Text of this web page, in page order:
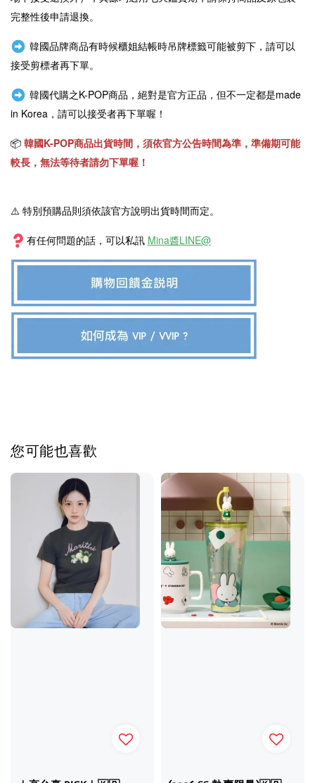
完整性後申請退換。
韓國品牌商品有時候櫃姐結帳時吊牌標籤可能被剪下，請可以
接受剪標者再下單。
韓國代購之K-POP商品 ，絕對是官方正品，但不一定都是made
in Korea ，請可以接受者再下單喔！
📦 韓國K-POP商品出貨時間，須依官方公告時間為準，準備期可能
較長，無法等待者請勿下單喔！
⚠️ 特別預購品則須依該官方說明出貨時間而定。
有任何問題的話，可以私訊 Mina醬LINE@
您可能也喜歡